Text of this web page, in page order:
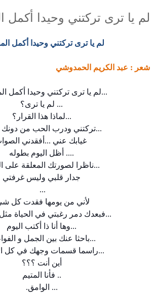
لم يا ترى تركتني وحيدا أكمل
لم يا ترى تركتني وحيدا أكمل
شعر : عبد الكريم الحمدوشي
لم يا ترى تركتني وحيدا أكمل...
لم يا ترى؟ ...
لماذا هذا القرار؟...
تركتني ودرب الحب من دونك...
غيابك عني ...أفقدني
أظل اليوم بطوله ....
ناظرا لصورتك المعلقة على...
جدار قلبي وليس غرفتي
...
لأني من يومها فقدت كل
فبعدك دمر رغبتي في الحياة مثل...
وها أنا ذا أكتب اليوم...
باحثا عنك بين الجمل و...
راسما قسمات وجهك في كل...
أين أنت ؟؟؟
فأنا المتيم ..
.... الوامق